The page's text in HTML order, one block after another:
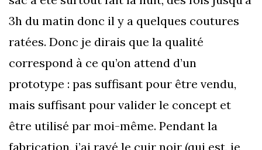
3h du matin donc il y a quelques coutures
ratées. Donc je dirais que la qualité
correspond à ce qu’on attend d’un
prototype : pas suffisant pour être vendu,
mais suffisant pour valider le concept et
être utilisé par moi-même. Pendant la
fabrication, j’ai rayé le cuir noir (qui est, je